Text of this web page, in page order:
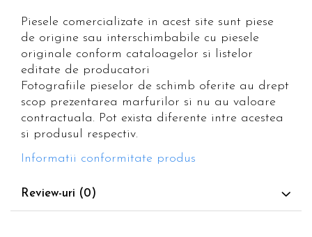
Piesele comercializate in acest site sunt piese
de origine sau interschimbabile cu piesele
originale conform cataloagelor si listelor
editate de producatori
Fotografiile pieselor de schimb oferite au drept
scop prezentarea marfurilor si nu au valoare
contractuala. Pot exista diferente intre acestea
si produsul respectiv.
Informatii conformitate produs
Review-uri (0)